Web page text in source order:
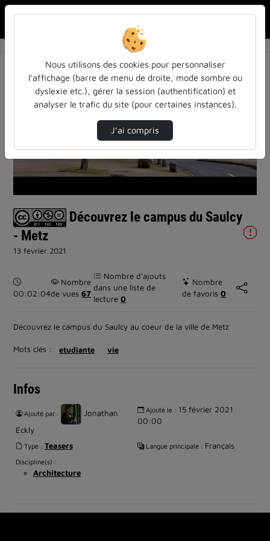
Découvrez le campus du Saulcy - Metz
Lire
la
vidéo
Découvrez le campus du Saulcy
- Metz
13 février 2021
Durée :
00:02:04
Nombre
de vues 67
Nombre d’ajouts
dans une liste de
lecture0
Nombre
de favoris0
Découvrez le campus du Saulcy au coeur de la ville de Metz
Mots clés : etudiante vie
Infos
Ajouté par :
Jonathan
Eckly
Ajouté le : 15 février 2021
00:00
Type : Teasers Langue principale : Français
Discipline(s) :
Architecture
Nous utilisons des cookies pour personnaliser
l’affichage (barre de menu de droite, mode sombre ou
dyslexie etc.), gérer la session (authentification) et
analyser le trafic du site (pour certaines instances).
J’ai compris